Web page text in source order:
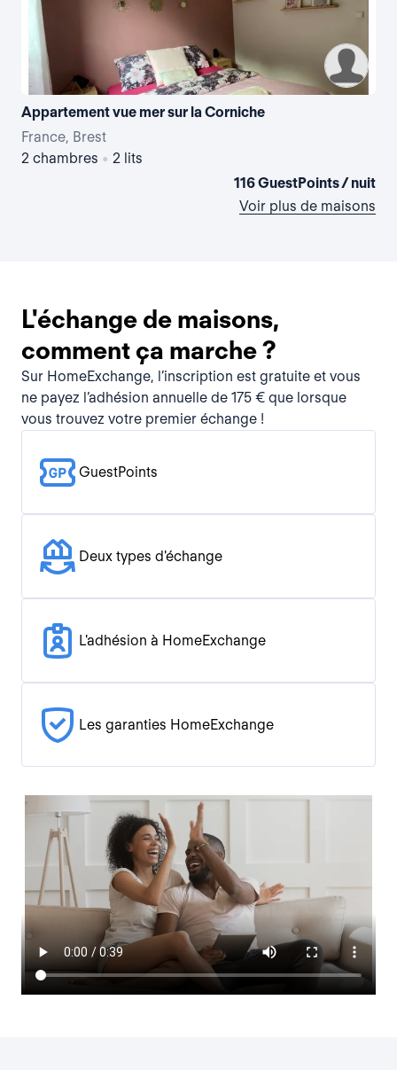
Appartement vue mer sur la Corniche
France, Brest
2 chambres • 2 lits
116 GuestPoints / nuit
Voir plus de maisons
L'échange de maisons,
comment ça marche ?
Sur HomeExchange, l’inscription est gratuite et vous
ne payez l’adhésion annuelle de 175 € que lorsque
vous trouvez votre premier échange !
GuestPoints
Deux types d'échange
L'adhésion à HomeExchange
Les garanties HomeExchange